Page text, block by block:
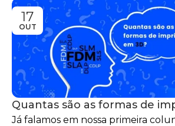
17
OUT
Quantas são as formas de
Já falamos em nossa primeira